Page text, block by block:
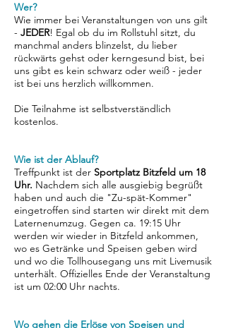
Wer?
Wie immer bei Veranstaltungen von uns gilt
- JEDER! Egal ob du im Rollstuhl sitzt, du
manchmal anders blinzelst, du lieber
rückwärts gehst oder kerngesund bist, bei
uns gibt es kein schwarz oder weiß - jeder
ist bei uns herzlich willkommen.
Die Teilnahme ist selbstverständlich
kostenlos.
Wie ist der Ablauf?
Treffpunkt ist der Sportplatz Bitzfeld um 18
Uhr. Nachdem sich alle ausgiebig begrüßt
haben und auch die "Zu-spät-Kommer"
eingetroffen sind starten wir direkt mit dem
Laternenumzug. Gegen ca. 19:15 Uhr
werden wir wieder in Bitzfeld ankommen,
wo es Getränke und Speisen geben wird
und wo die Tollhousegang uns mit Livemusik
unterhält. Offizielles Ende der Veranstaltung
ist um 02:00 Uhr nachts.
Wo gehen die Erlöse von Speisen und